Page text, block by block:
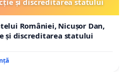
neurologice sau
și discreditarea statului
României, Nicușor Dan,
și discreditarea statului